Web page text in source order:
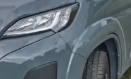
hoppa in och slappna av!